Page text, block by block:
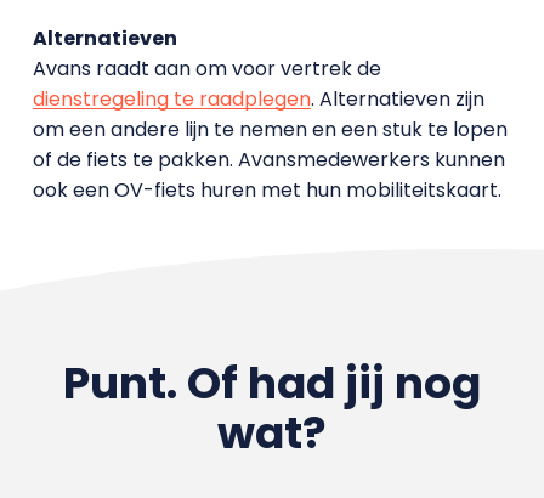
Alternatieven
Avans raadt aan om voor vertrek de
dienstregeling te raadplegen. Alternatieven zijn
om een andere lijn te nemen en een stuk te lopen
of de fiets te pakken. Avansmedewerkers kunnen
ook een OV-fiets huren met hun mobiliteitskaart.
Punt. Of had jij nog
wat?